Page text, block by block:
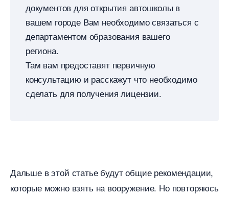
документов для открытия автошколы
ашем городе Вам необходимо связаться с
департаментом образования вашего
региона.
Там вам предоставят первичную
консультацию и расскажут что необходимо
сделать для получения лицензии.
Дальше в этой статье будут общие рекомендации,
которые можно взять на вооружение. Но повторяюсь